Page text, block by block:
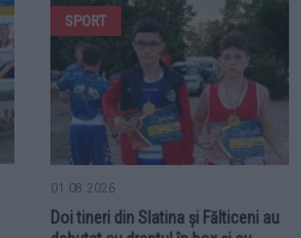
SPORT
01.08.2026
Doi tineri din Slatina și Fălticeni au